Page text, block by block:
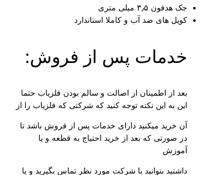
جک هدفون ۳٫۵ میلی متری
کویل های ضد آب و کاملا استاندارد
خدمات پس از فروش:
بعد از اطمینان از اصالت و سالم بودن فلزیاب حتما
این به این نکته توجه کنید که شرکتی که فلزیاب را از
آن خرید میکنید دارای خدمات پس از فروش باشد تا
در صورتی که بعد از خرید احتیاج به قطعه و یا
داشتید بتوانید با شرکت مورد نظر تماس بگیرید و یا